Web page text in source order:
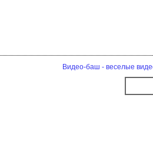
Видео-баш - веселые